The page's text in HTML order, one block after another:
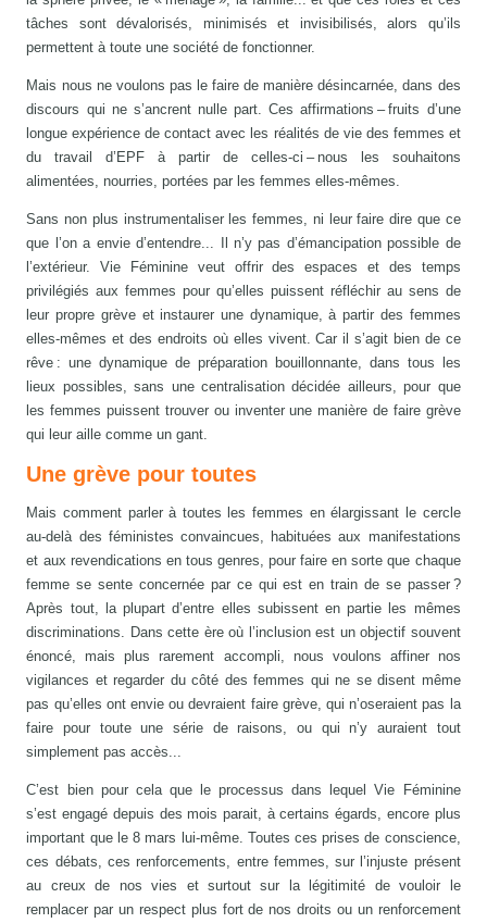
tâches sont dévalorisés, minimisés et invisibilisés, alors qu’ils
permettent à toute une société de fonctionner.
Mais nous ne voulons pas le faire de manière désincarnée, dans des
discours qui ne s’ancrent nulle part. Ces affirmations – fruits d’une
longue expérience de contact avec les réalités de vie des femmes et
du travail d’EPF à partir de celles-ci – nous les souhaitons
alimentées, nourries, portées par les femmes elles-mêmes.
Sans non plus instrumentaliser les femmes, ni leur faire dire que ce
que l’on a envie d’entendre... Il n’y pas d’émancipation possible de
l’extérieur. Vie Féminine veut offrir des espaces et des temps
privilégiés aux femmes pour qu’elles puissent réfléchir au sens de
leur propre grève et instaurer une dynamique, à partir des femmes
elles-mêmes et des endroits où elles vivent. Car il s’agit bien de ce
rêve : une dynamique de préparation bouillonnante, dans tous les
lieux possibles, sans une centralisation décidée ailleurs, pour que
les femmes puissent trouver ou inventer une manière de faire grève
qui leur aille comme un gant.
Une grève pour toutes
Mais comment parler à toutes les femmes en élargissant le cercle
au-delà des féministes convaincues, habituées aux manifestations
et aux revendications en tous genres, pour faire en sorte que chaque
femme se sente concernée par ce qui est en train de se passer ?
Après tout, la plupart d’entre elles subissent en partie les mêmes
discriminations. Dans cette ère où l’inclusion est un objectif souvent
énoncé, mais plus rarement accompli, nous voulons affiner nos
vigilances et regarder du côté des femmes qui ne se disent même
pas qu’elles ont envie ou devraient faire grève, qui n’oseraient pas la
faire pour toute une série de raisons, ou qui n’y auraient tout
simplement pas accès...
C’est bien pour cela que le processus dans lequel Vie Féminine
s’est engagé depuis des mois parait, à certains égards, encore plus
important que le 8 mars lui-même. Toutes ces prises de conscience,
ces débats, ces renforcements, entre femmes, sur l’injuste présent
au creux de nos vies et surtout sur la légitimité de vouloir le
remplacer par un respect plus fort de nos droits ou un renforcement